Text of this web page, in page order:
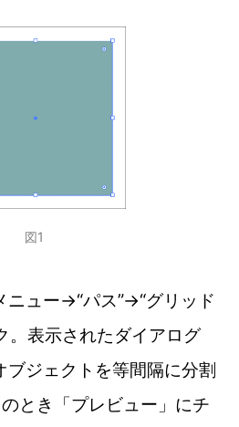
図1
ニュー→“パス”→“グリッド
。表示されたダイアログ
ブジェクトを等間隔に分割
とき「プレビュー」にチ